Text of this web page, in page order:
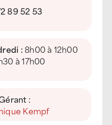
89 52 53
:8h00 à 12h00
à 17h00
:
Kempf